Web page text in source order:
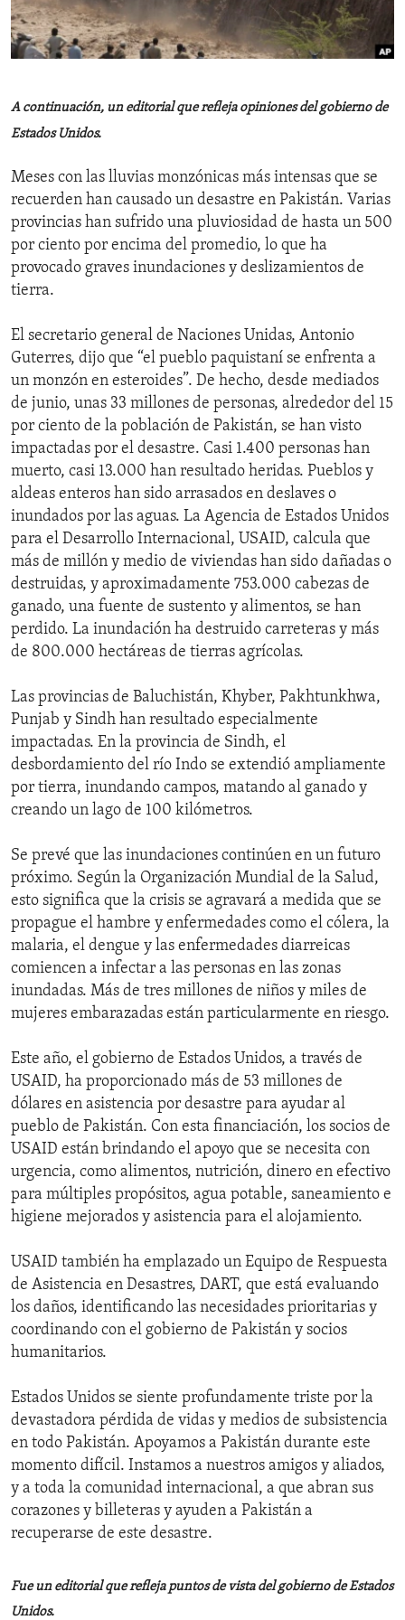
ENVIRONMENT AND HEALTH
IDEALS AND INSTITUTIONS
A continuación, un editorial que refleja opiniones del gobierno de
Estados Unidos.
Meses con las lluvias monzónicas más intensas que se
recuerden han causado un desastre en Pakistán. Varias
provincias han sufrido una pluviosidad de hasta un 500
por ciento por encima del promedio, lo que ha
provocado graves inundaciones y deslizamientos de
tierra.
El secretario general de Naciones Unidas, Antonio
Guterres, dijo que “el pueblo paquistaní se enfrenta a
un monzón en esteroides”. De hecho, desde mediados
de junio, unas 33 millones de personas, alrededor del 15
por ciento de la población de Pakistán, se han visto
impactadas por el desastre. Casi 1.400 personas han
muerto, casi 13.000 han resultado heridas. Pueblos y
aldeas enteros han sido arrasados en deslaves o
inundados por las aguas. La Agencia de Estados Unidos
para el Desarrollo Internacional, USAID, calcula que
más de millón y medio de viviendas han sido dañadas o
destruidas, y aproximadamente 753.000 cabezas de
ganado, una fuente de sustento y alimentos, se han
perdido. La inundación ha destruido carreteras y más
de 800.000 hectáreas de tierras agrícolas.
Las provincias de Baluchistán, Khyber, Pakhtunkhwa,
Punjab y Sindh han resultado especialmente
impactadas. En la provincia de Sindh, el
desbordamiento del río Indo se extendió ampliamente
por tierra, inundando campos, matando al ganado y
creando un lago de 100 kilómetros.
Se prevé que las inundaciones continúen en un futuro
próximo. Según la Organización Mundial de la Salud,
esto significa que la crisis se agravará a medida que se
propague el hambre y enfermedades como el cólera, la
malaria, el dengue y las enfermedades diarreicas
comiencen a infectar a las personas en las zonas
inundadas. Más de tres millones de niños y miles de
mujeres embarazadas están particularmente en riesgo.
Este año, el gobierno de Estados Unidos, a través de
USAID, ha proporcionado más de 53 millones de
dólares en asistencia por desastre para ayudar al
pueblo de Pakistán. Con esta financiación, los socios de
USAID están brindando el apoyo que se necesita con
urgencia, como alimentos, nutrición, dinero en efectivo
para múltiples propósitos, agua potable, saneamiento e
higiene mejorados y asistencia para el alojamiento.
USAID también ha emplazado un Equipo de Respuesta
de Asistencia en Desastres, DART, que está evaluando
los daños, identificando las necesidades prioritarias y
coordinando con el gobierno de Pakistán y socios
humanitarios.
Estados Unidos se siente profundamente triste por la
devastadora pérdida de vidas y medios de subsistencia
en todo Pakistán. Apoyamos a Pakistán durante este
momento difícil. Instamos a nuestros amigos y aliados,
y a toda la comunidad internacional, a que abran sus
corazones y billeteras y ayuden a Pakistán a
recuperarse de este desastre.
Fue un editorial que refleja puntos de vista del gobierno de Estados
Unidos.